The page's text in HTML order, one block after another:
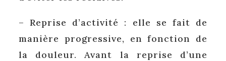
– Reprise d’activité : elle se fait de
manière progressive, en fonction de
la douleur. Avant la reprise d’une